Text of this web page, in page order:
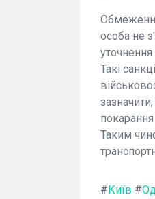
особа не
Такі
Таким
# Київ #